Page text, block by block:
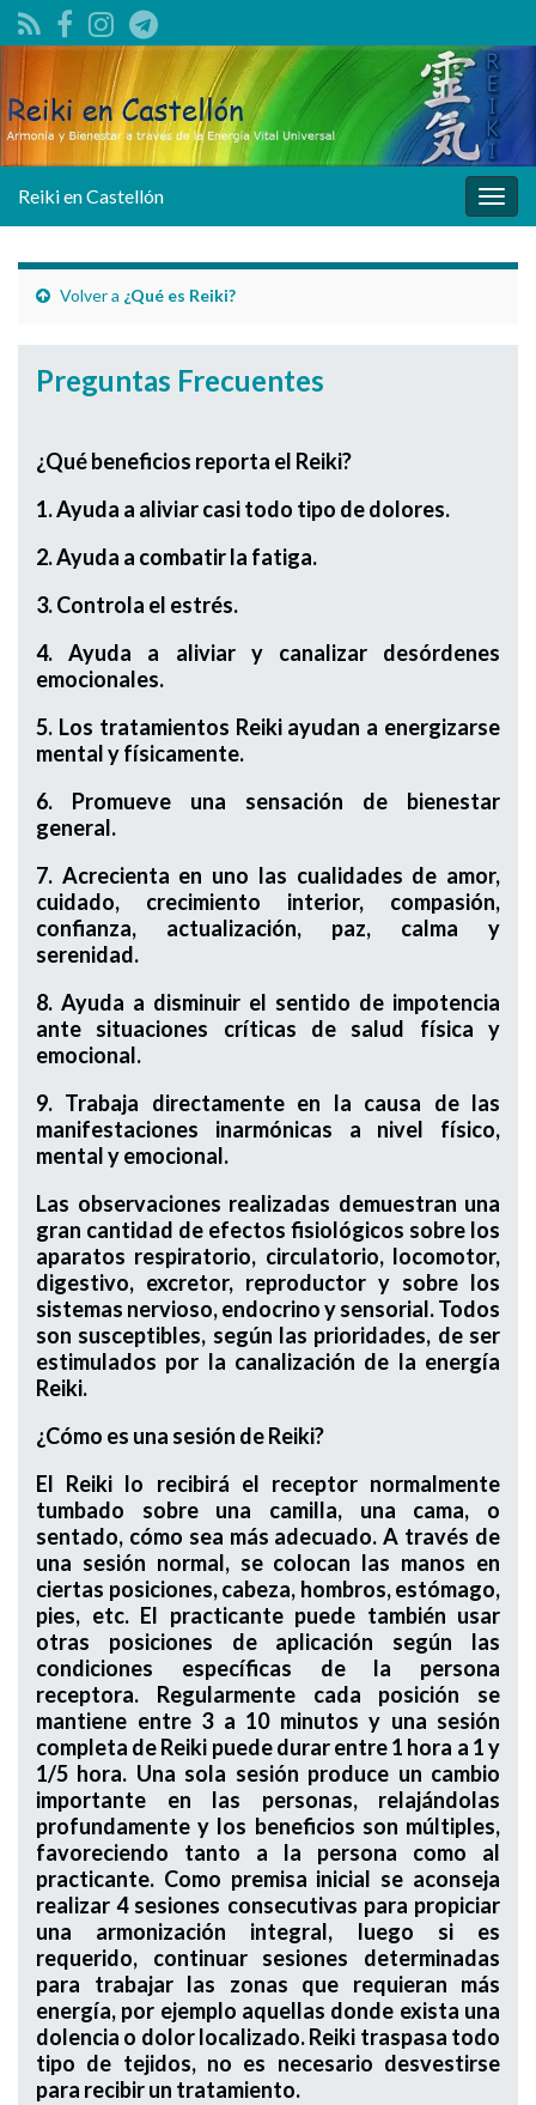
la
Reiki en Castellón
Volver a ¿Qué es Reiki?
Preguntas Frecuentes
¿Qué beneficios reporta el Reiki?
1. Ayuda a aliviar casi todo tipo de dolores.
2. Ayuda a combatir la fatiga.
3. Controla el estrés.
4. Ayuda a aliviar y canalizar desórdenes
emocionales.
5. Los tratamientos Reiki ayudan a energizarse
mental y físicamente.
6. Promueve una sensación de bienestar
general.
7. Acrecienta en uno las cualidades de amor,
cuidado, crecimiento interior, compasión,
confianza, actualización, paz, calma y
serenidad.
8. Ayuda a disminuir el sentido de impotencia
ante situaciones críticas de salud física y
emocional.
9. Trabaja directamente en la causa de las
manifestaciones inarmónicas a nivel físico,
mental y emocional.
Las observaciones realizadas demuestran una
gran cantidad de efectos fisiológicos sobre los
aparatos respiratorio, circulatorio, locomotor,
digestivo, excretor, reproductor y sobre los
sistemas nervioso, endocrino y sensorial. Todos
son susceptibles, según las prioridades, de ser
estimulados por la canalización de la energía
Reiki.
¿Cómo es una sesión de Reiki?
El Reiki lo recibirá el receptor normalmente
tumbado sobre una camilla, una cama, o
sentado, cómo sea más adecuado. A través de
una sesión normal, se colocan las manos en
ciertas posiciones, cabeza, hombros, estómago,
pies, etc. El practicante puede también usar
otras posiciones de aplicación según las
condiciones específicas de la persona
receptora. Regularmente cada posición se
mantiene entre 3 a 10 minutos y una sesión
completa de Reiki puede durar entre 1 hora a 1 y
1/5 hora. Una sola sesión produce un cambio
importante en las personas, relajándolas
profundamente y los beneficios son múltiples,
favoreciendo tanto a la persona como al
practicante. Como premisa inicial se aconseja
realizar 4 sesiones consecutivas para propiciar
una armonización integral, luego si es
requerido, continuar sesiones determinadas
para trabajar las zonas que requieran más
energía, por ejemplo aquellas donde exista una
dolencia o dolor localizado. Reiki traspasa todo
tipo de tejidos, no es necesario desvestirse
para recibir un tratamiento.